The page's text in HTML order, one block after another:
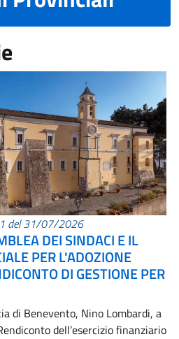
del 31/07/2026
DEI SINDACI E IL
PER L'ADOZIONE
DI GESTIONE PER
di Benevento, Nino Lombardi, a
dell’esercizio finanziario